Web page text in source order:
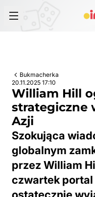
Bukmacherka
20.11.2025 17:10
William Hill
strategiczne
Azji
Szokująca
globalnym
przez William
czwartek portal